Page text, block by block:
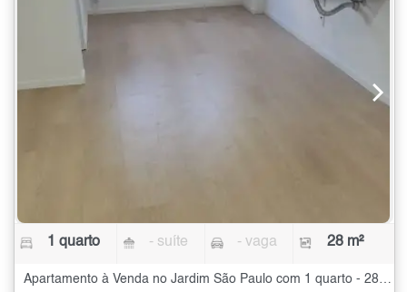
1 quarto - suíte - vaga 28 m²
Apartamento à Venda no Jardim São Paulo com 1 quarto - 28 m²